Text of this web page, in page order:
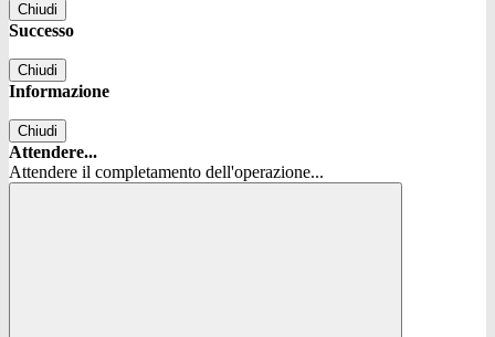
Chiudi
Successo
Chiudi
Informazione
Chiudi
Attendere...
Attendere il completamento dell'operazione...